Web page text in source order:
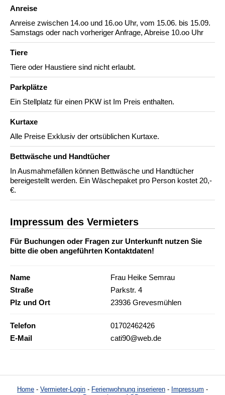
Anreise
Anreise zwischen 14.oo und 16.oo Uhr, vom 15.06. bis 15.09.
Samstags oder nach vorheriger Anfrage, Abreise 10.oo Uhr
Tiere
Tiere oder Haustiere sind nicht erlaubt.
Parkplätze
Ein Stellplatz für einen PKW ist Im Preis enthalten.
Kurtaxe
Alle Preise Exklusiv der ortsüblichen Kurtaxe.
Bettwäsche und Handtücher
In Ausmahmefällen können Bettwäsche und Handtücher
bereigestellt werden. Ein Wäschepaket pro Person kostet 20,-
€.
Impressum des Vermieters
Für Buchungen oder Fragen zur Unterkunft nutzen Sie
bitte die oben angeführten Kontaktdaten!
Name
Frau Heike Semrau
Straße
Parkstr. 4
Plz und Ort
23936 Grevesmühlen
Telefon
01702462426
E-Mail
cati90@web.de
Home - Vermieter-Login - Ferienwohnung inserieren - Impressum -